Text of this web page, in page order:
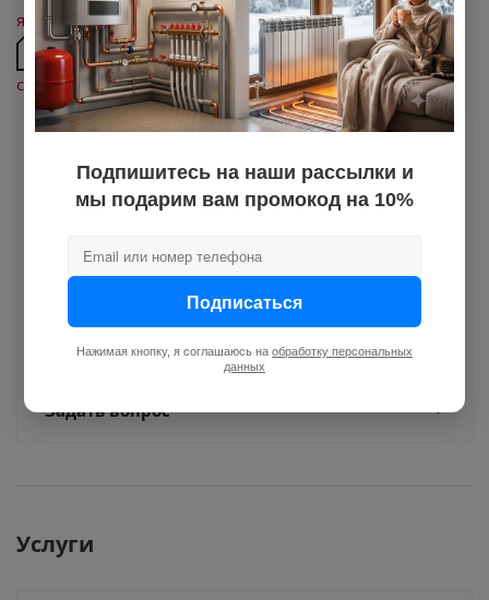
января 2027
Паспорт насосов и насосных станций Aquario
серии AJC, AJS
Доставка
Отзывы
Задать вопрос
Услуги
Подпишитесь на наши рассылки и
мы подарим вам промокод на 10%
Подписаться
Нажимая кнопку, я соглашаюсь на обработку персональных
данных